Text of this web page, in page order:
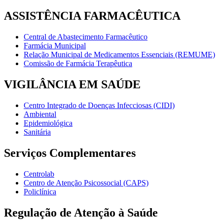
ASSISTÊNCIA FARMACÊUTICA
Central de Abastecimento Farmacêutico
Farmácia Municipal
Relação Municipal de Medicamentos Essenciais (REMUME)
Comissão de Farmácia Terapêutica
VIGILÂNCIA EM SAÚDE
Centro Integrado de Doenças Infecciosas (CIDI)
Ambiental
Epidemiológica
Sanitária
Serviços Complementares
Centrolab
Centro de Atenção Psicossocial (CAPS)
Policlínica
Regulação de Atenção à Saúde